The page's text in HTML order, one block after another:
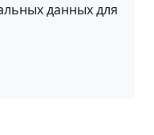
данных для